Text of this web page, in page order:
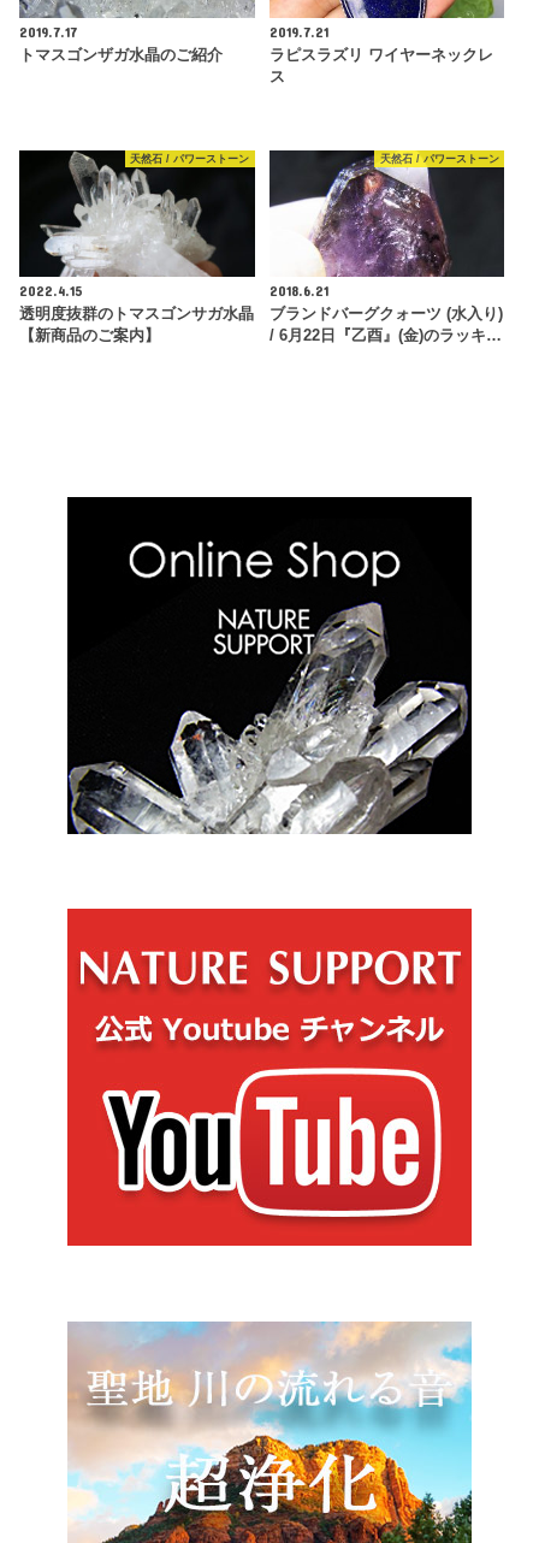
2019.7.17
トマスゴンザガ水晶のご紹介
2019.7.21
ラピスラズリ ワイヤーネックレ
ス
天然石 / パワーストーン
2022.4.15
透明度抜群のトマスゴンサガ水晶
【新商品のご案内】
天然石 / パワーストーン
2018.6.21
ブランドバーグクォーツ (水入り)
/ 6月22日『乙酉』(金)のラッキ…